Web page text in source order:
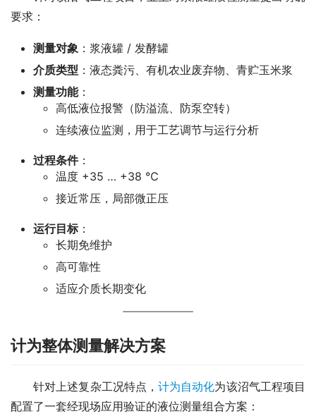
要求：
测量对象 ：浆液罐 / 发酵罐
介质类型 ：液态粪污、有机农业废弃物、青贮玉米浆
测量功能：
高低液位报警（防溢流、防泵空转）
连续液位监测，用于工艺调节与运行分析
过程条件：
温度 +35 … +38 ℃
接近常压，局部微正压
运行目标：
长期免维护
高可靠性
适应介质长期变化
计为整体测量解决方案
针对上述复杂工况特点，计为自动化为该沼气工程项目
配置了一套经现场应用验证的液位测量组合方案：